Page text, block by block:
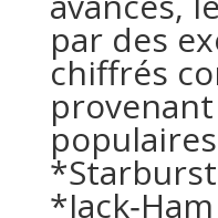
par des
chiffrés